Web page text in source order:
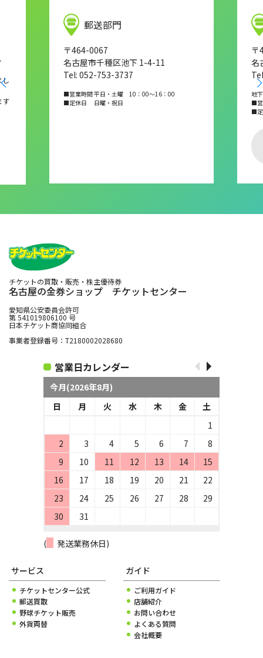
し
す
郵送部門
〒464-0067
名古屋市千種区池下 1-4-11
Tel: 052-753-3737
■営業時間 平日・土曜 10：00～16：00
■定休日 日曜・祝日
〒
名
地
■営
■
チケットの買取・販売・株主優待券
名古屋の金券ショップ チケットセンター
愛知県公安委員会許可
第 541019806100 号
日本チケット商協同組合
事業者登録番号：T2180002028680
営業日カレンダー
今月(2026年8月)
日
月 火 水 木 金
土
1
2
3 4 5 6 7
8
9
10 11 12 13 14
15
16
17 18 19 20 21
22
23
24 25 26 27 28
29
30
31
( 発送業務休日)
サービス
チケットセンター公式
郵送買取
野球チケット販売
外貨両替
ガイド
ご利用ガイド
店舗紹介
お問い合わせ
よくある質問
会社概要